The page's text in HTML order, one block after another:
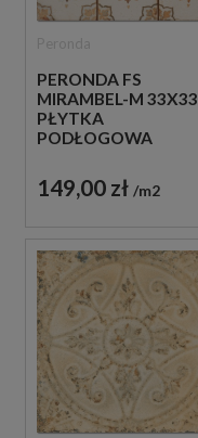
PERONDA FS
MIRAMBEL-M 33X33
PŁYTKA
PODŁOGOWA
149,00 zł m2